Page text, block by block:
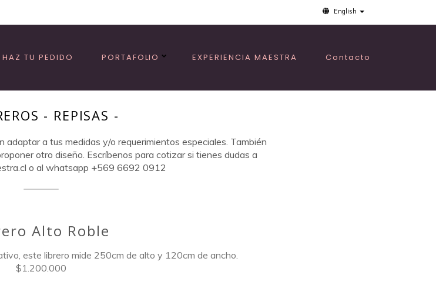
English
HAZ TU PEDIDO PORTAFOLIO EXPERIENCIA MAESTRA Contacto
- REPISAS -
adaptar a tus medidas y/o requerimientos especiales. También
otro diseño. Escríbenos para cotizar si tienes dudas a
o al whatsapp +569 6692 0912
Alto Roble
este librero mide 250cm de alto y 120cm de ancho.
$1.200.000